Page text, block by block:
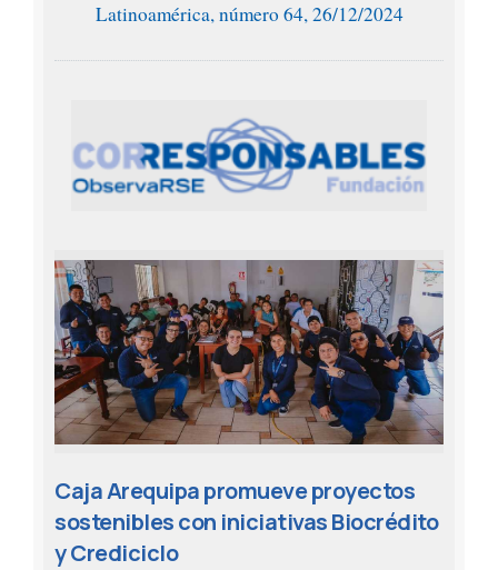
Latinoamérica, número 64, 26/12/2024
Caja Arequipa promueve proyectos
sostenibles con iniciativas Biocrédito
y Crediciclo